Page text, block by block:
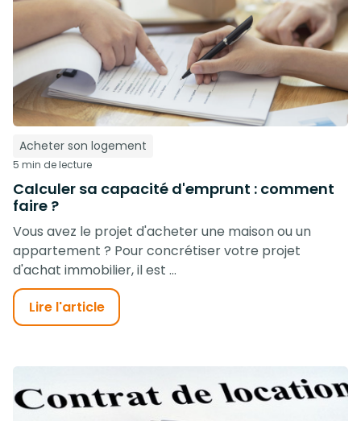
Acheter son logement
5 min de lecture
Calculer sa capacité d'emprunt : comment
faire ?
Vous avez le projet d'acheter une maison ou un
appartement ? Pour concrétiser votre projet
d'achat immobilier, il est ...
Lire l'article